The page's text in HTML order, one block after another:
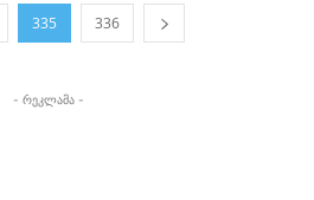
335 336
- რეკლამა -